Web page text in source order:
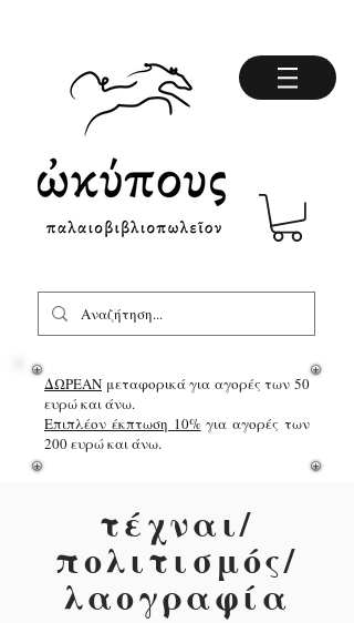
ΔΩΡΕΑΝ μεταφορικά για αγορές των 50
ευρώ και άνω.
Επιπλέον έκπτωση 10%για αγορές των
200 ευρώ και άνω.
τέχναι/
πολιτισμός/
λαογραφία